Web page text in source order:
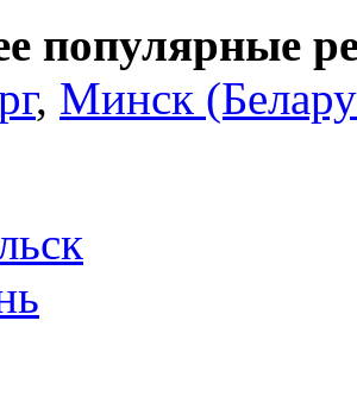
популярные
, Минск